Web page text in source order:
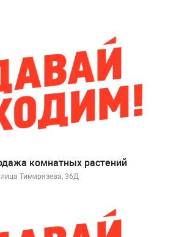
комнатных растений
Тимирязева, 36Д